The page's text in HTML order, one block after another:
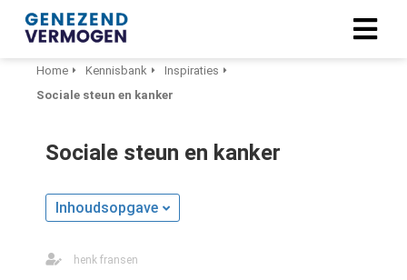
Home Kennisbank
Inspiraties
Sociale steun en kanker
Sociale steun en kanker
Inhoudsopgave
henk fransen